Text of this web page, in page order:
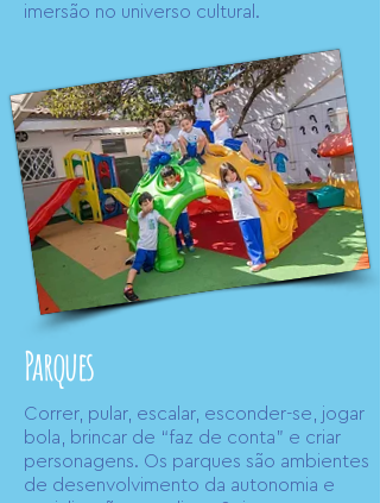
imersão no universo cultural.
Parques
Correr, pular, escalar, esconder-se, jogar
bola, brincar de “faz de conta” e criar
personagens. Os parques são ambientes
de desenvolvimento da autonomia e